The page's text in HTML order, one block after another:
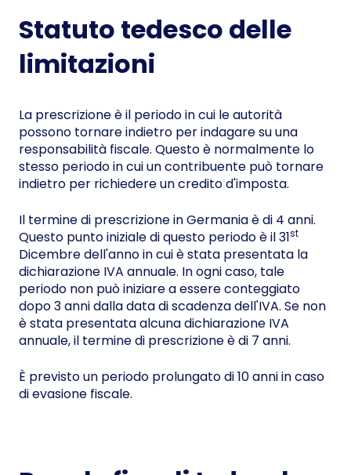
Statuto tedesco delle
limitazioni
La prescrizione è il periodo in cui le autorità
possono tornare indietro per indagare su una
responsabilità fiscale. Questo è normalmente lo
stesso periodo in cui un contribuente può tornare
indietro per richiedere un credito d'imposta.
Il termine di prescrizione in Germania è di 4 anni.
Questo punto iniziale di questo periodo è il 31st
Dicembre dell'anno in cui è stata presentata la
dichiarazione IVA annuale. In ogni caso, tale
periodo non può iniziare a essere conteggiato
dopo 3 anni dalla data di scadenza dell'IVA. Se non
è stata presentata alcuna dichiarazione IVA
annuale, il termine di prescrizione è di 7 anni.
È previsto un periodo prolungato di 10 anni in caso
di evasione fiscale.